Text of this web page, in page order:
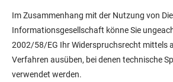
Im Zusammenhang mit der Nutzung von
Informationsgesellschaft könne Sie
2002/58/EG Ihr Widerspruchsrecht mittels
Verfahren ausüben, bei denen technische
verwendet werden.